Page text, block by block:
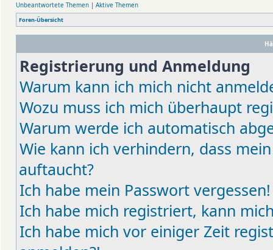
Unbeantwortete Themen | Aktive Themen
Foren-Übersicht
Registrierung und Anmeldung
Warum kann ich mich nicht
Wozu muss ich mich überhaupt
Warum werde ich automatisch
Wie kann ich verhindern, dass
auftaucht?
Ich habe mein Passwort vergessen!
Ich habe mich registriert, kann
Ich habe mich vor einiger Zeit